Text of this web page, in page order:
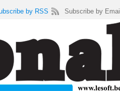
by RSS Subscribe by Email